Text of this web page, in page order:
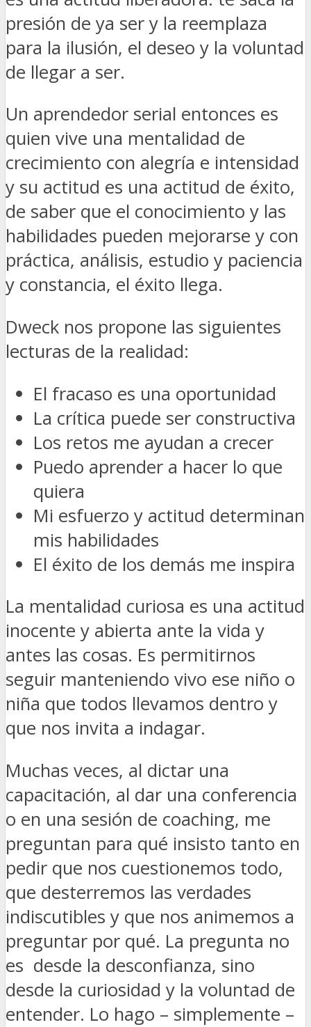
presión de ya ser y la reemplaza
para la ilusión, el deseo y la voluntad
de llegar a ser.
Un aprendedor serial entonces es
quien vive una mentalidad de
crecimiento con alegría e intensidad
y su actitud es una actitud de éxito,
de saber que el conocimiento y las
habilidades pueden mejorarse y con
práctica, análisis, estudio y paciencia
y constancia, el éxito llega.
Dweck nos propone las siguientes
lecturas de la realidad:
El fracaso es una oportunidad
La crítica puede ser constructiva
Los retos me ayudan a crecer
Puedo aprender a hacer lo que
quiera
Mi esfuerzo y actitud determinan
mis habilidades
El éxito de los demás me inspira
La mentalidad curiosa es una actitud
inocente y abierta ante la vida y
antes las cosas. Es permitirnos
seguir manteniendo vivo ese niño o
niña que todos llevamos dentro y
que nos invita a indagar.
Muchas veces, al dictar una
capacitación, al dar una conferencia
o en una sesión de coaching, me
preguntan para qué insisto tanto en
pedir que nos cuestionemos todo,
que desterremos las verdades
indiscutibles y que nos animemos a
preguntar por qué. La pregunta no
es desde la desconfianza, sino
desde la curiosidad y la voluntad de
entender. Lo hago – simplemente –